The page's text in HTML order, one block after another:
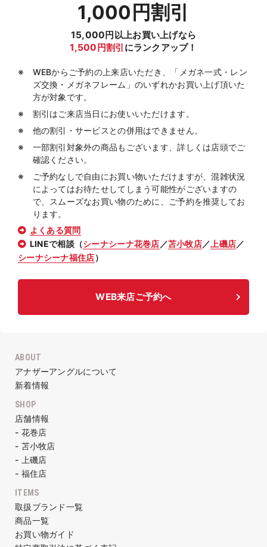
1,000円割引
15,000円以上お買い上げなら
1,500円割引 にランクアップ！
WEBからご予約の上来店いただき、「メガネ一式・レン
ズ交換・メガネフレーム」のいずれかお買い上げ頂いた
方が対象です。
割引はご来店当日にお使いいただけます。
他の割引・サービスとの併用はできません。
一部割引対象外の商品もございます、詳しくは店頭でご
確認ください。
ご予約なしで自由にお買い物いただけますが、混雑状況
によってはお待たせしてしまう可能性がございますの
で、スムーズなお買い物のために、ご予約を推奨してお
ります。
よくある質問
LINEで相談（シーナシーナ花巻店 ／苫小牧店／ 上磯店／
シーナシーナ福住店）
WEB来店ご予約へ
ABOUT
アナザーアングルについて
新着情報
SHOP
店舗情報
- 花巻店
- 苫小牧店
- 上磯店
- 福住店
ITEMS
取扱ブランド一覧
商品一覧
お買い物ガイド